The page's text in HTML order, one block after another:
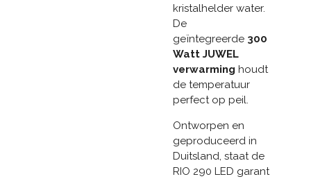
kristalhelder water.
De
geïntegreerde 300
Watt JUWEL
verwarming houdt
de temperatuur
perfect op peil.
Ontworpen en
geproduceerd in
Duitsland, staat de
RIO 290 LED garant